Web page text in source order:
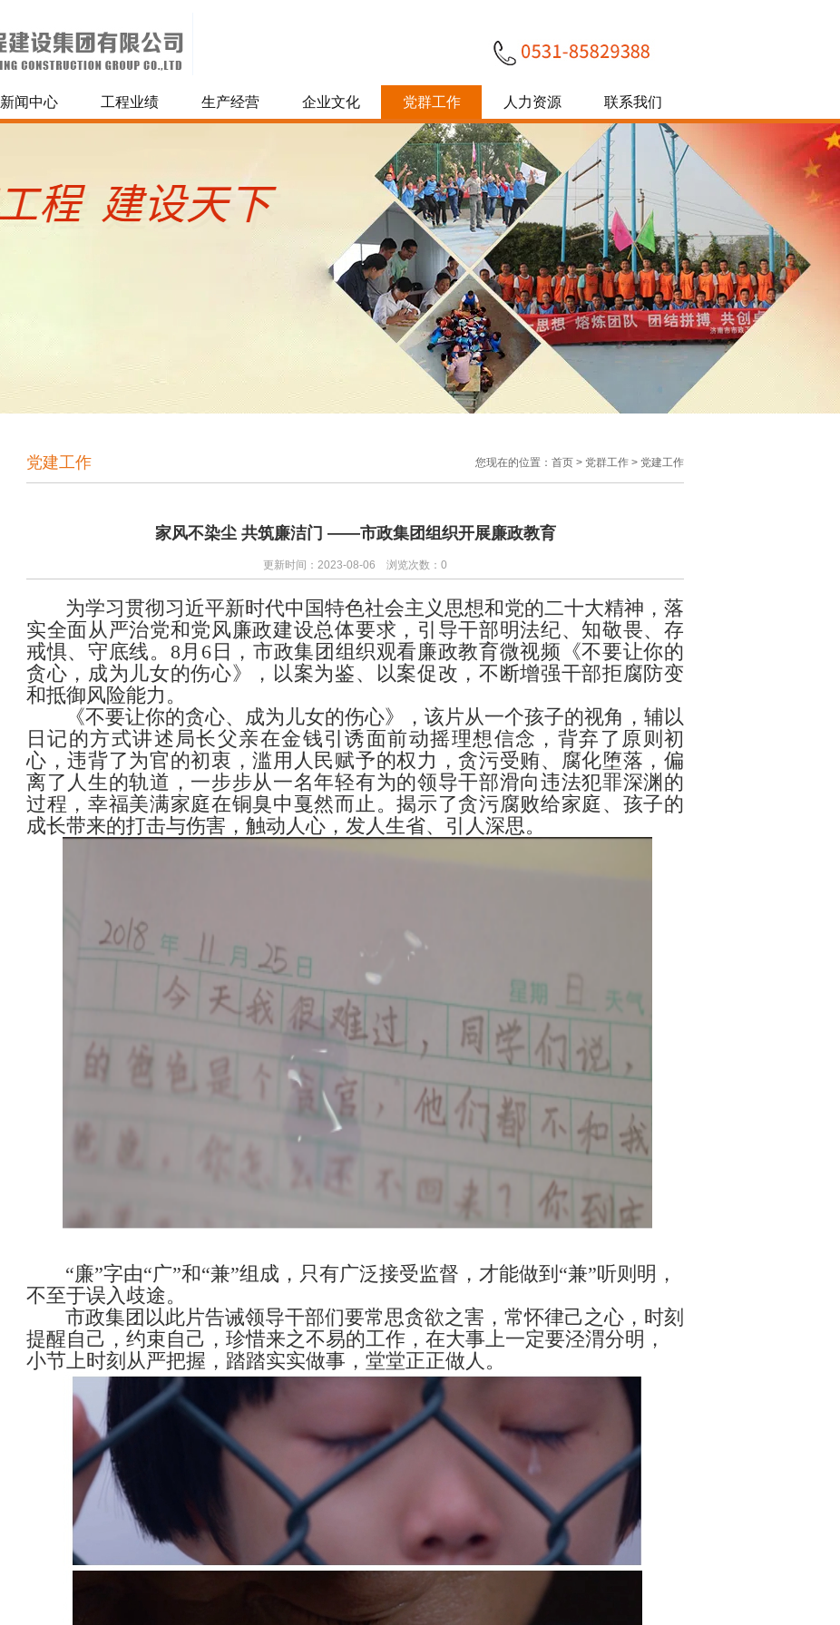
新闻中心 工程业绩 生产经营 企业文化 党群工作 人力资源 联系我们
党建工作 您现在的位置： 首页 > 党群工作 > 党建工作
家风不染尘 共筑廉洁门 ——市政集团组织开展廉政教育
更新时间：2023-08-06 浏览次数： 0
为学习贯彻习近平新时代中国特色社会主义思想和党的二十大精神，落
实全面从严治党和党风廉政建设总体要求，引导干部明法纪、知敬畏、存
戒惧、守底线。8月6日，市政集团组织观看廉政教育微视频《不要让你的
贪心，成为儿女的伤心》，以案为鉴、以案促改，不断增强干部拒腐防变
和抵御风险能力。
《不要让你的贪心、成为儿女的伤心》，该片从一个孩子的视角，辅以
日记的方式讲述局长父亲在金钱引诱面前动摇理想信念，背弃了原则初
心，违背了为官的初衷，滥用人民赋予的权力，贪污受贿、腐化堕落，偏
离了人生的轨道，一步步从一名年轻有为的领导干部滑向违法犯罪深渊的
过程，幸福美满家庭在铜臭中戛然而止。揭示了贪污腐败给家庭、孩子的
成长带来的打击与伤害，触动人心，发人生省、引人深思。
“廉”字由“广”和“兼”组成，只有广泛接受监督，才能做到“兼”听则明，
不至于误入歧途。
市政集团以此片告诫领导干部们要常思贪欲之害，常怀律己之心，时刻
提醒自己，约束自己，珍惜来之不易的工作，在大事上一定要泾渭分明，
小节上时刻从严把握，踏踏实实做事，堂堂正正做人。